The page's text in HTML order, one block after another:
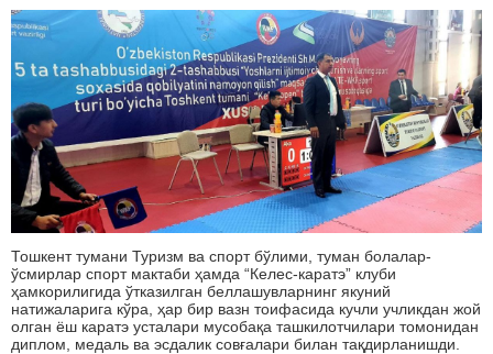
Тошкент тумани Туризм ва спорт бўлими, туман болалар-
ўсмирлар спорт мактаби ҳамда “Келес-каратэ” клуби
ҳамкорилигида ўтказилган беллашувларнинг якуний
натижаларига кўра, ҳар бир вазн тоифасида кучли учликдан жой
олган ёш каратэ усталари мусобақа ташкилотчилари томонидан
диплом, медаль ва эсдалик совғалари билан тақдирланишди.